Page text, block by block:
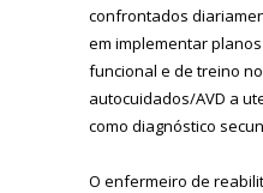
confrontados
em implementar
funcional e de treino
autocuidados/AVD a
como diagnóstico
O enfermeiro de